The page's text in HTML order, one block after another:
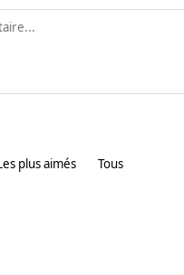
plus aimés Tous